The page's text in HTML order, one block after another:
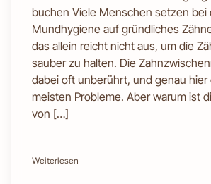
buchen Viele Menschen setzen bei
Mundhygiene auf gründliches
das allein reicht nicht aus, um die
sauber zu halten. Die
dabei oft unberührt, und genau
meisten Probleme. Aber warum ist
von […]
Weiterlesen